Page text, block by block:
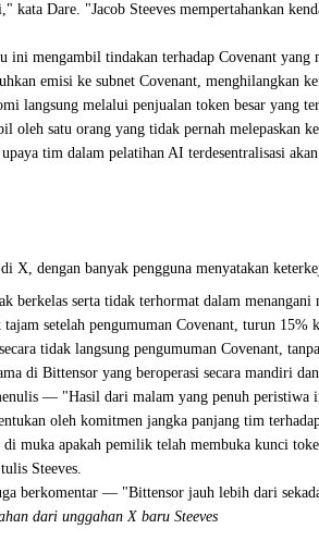
kata Dare. "Jacob Steeves mempertahankan
ini mengambil tindakan terhadap Covenant
emisi ke subnet Covenant, menghilangkan
langsung melalui penjualan token besar yang
oleh satu orang yang tidak pernah melepaskan
tim dalam pelatihan AI terdesentralisasi
X, dengan banyak pengguna menyatakan
berkelas serta tidak terhormat dalam
tajam setelah pengumuman Covenant, turun
tidak langsung pengumuman Covenant,
di Bittensor yang beroperasi secara mandiri
— "Hasil dari malam yang penuh
oleh komitmen jangka panjang tim
muka apakah pemilik telah membuka kunci
Steeves.
berkomentar — "Bittensor jauh lebih dari
dari unggahan X baru Steeves